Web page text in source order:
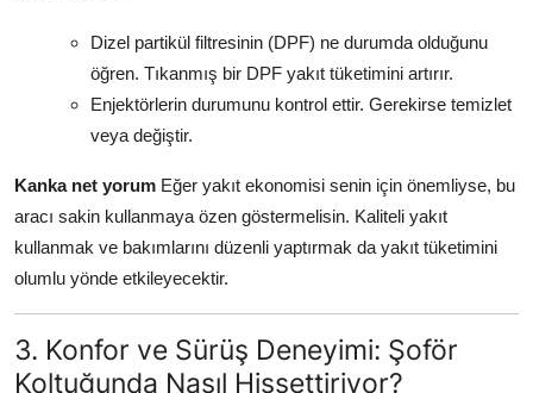
Dizel partikül filtresinin (DPF) ne durumda olduğunu
öğren. Tıkanmış bir DPF yakıt tüketimini artırır.
Enjektörlerin durumunu kontrol ettir. Gerekirse temizlet
veya değiştir.
Kanka net yorum Eğer yakıt ekonomisi senin için önemliyse, bu
aracı sakin kullanmaya özen göstermelisin. Kaliteli yakıt
kullanmak ve bakımlarını düzenli yaptırmak da yakıt tüketimini
olumlu yönde etkileyecektir.
3. Konfor ve Sürüş Deneyimi: Şoför
Koltuğunda Nasıl Hissettiriyor?